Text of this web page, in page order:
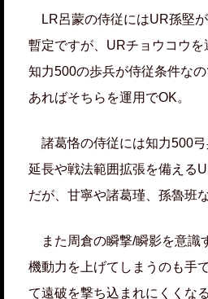
LR呂蒙の侍従にはUR孫堅
暫定ですが、URチョウコウを
知力500の歩兵が侍従条件な
あればそちらを運用でOK。
諸葛恪の侍従には知力500
延長や戦法範囲拡張を備える
だが、甘寧や諸葛瑾、孫魯班
また周倉の瞬撃/瞬影を意識
機動力を上げてしまうのも手
て遠破を撃ち込まれにくくな